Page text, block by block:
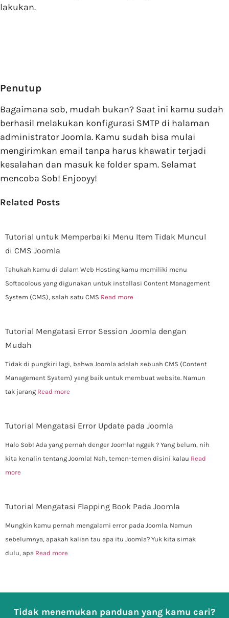
lakukan.
Penutup
Bagaimana sob, mudah bukan? Saat ini kamu sudah
berhasil melakukan konfigurasi SMTP di halaman
administrator Joomla. Kamu sudah bisa mulai
mengirimkan email tanpa harus khawatir terjadi
kesalahan dan masuk ke folder spam. Selamat
mencoba Sob! Enjooyy!
Related Posts
Tutorial untuk Memperbaiki Menu Item Tidak Muncul
di CMS Joomla
Tahukah kamu di dalam Web Hosting kamu memiliki menu
Softacolous yang digunakan untuk installasi Content Management
System (CMS), salah satu CMS Read more
Tutorial Mengatasi Error Session Joomla dengan
Mudah
Tidak di pungkiri lagi, bahwa Joomla adalah sebuah CMS (Content
Management System) yang baik untuk membuat website. Namun
tak jarang Read more
Tutorial Mengatasi Error Update pada Joomla
Halo Sob! Ada yang pernah denger Joomla! nggak ? Yang belum, nih
kita kenalin tentang Joomla! Nah, temen-temen disini kalau Read
more
Tutorial Mengatasi Flapping Book Pada Joomla
Mungkin kamu pernah mengalami error pada Joomla. Namun
sebelumnya, apakah kalian tau apa itu Joomla? Yuk kita simak
dulu, apa Read more
Tidak menemukan panduan yang kamu cari?